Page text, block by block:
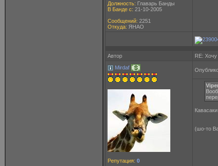
Должность: Главарь Банды
В Банде с: 21-10-2005
Сообщений: 2251
Откуда: ЯНАО
Автор
RE: Хочу
Mirdaf
Репутация: 0
(шо-то